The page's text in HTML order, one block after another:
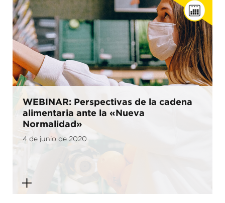
WEBINAR: Perspectivas de la cadena
alimentaria ante la «Nueva
Normalidad»
4 de junio de 2020